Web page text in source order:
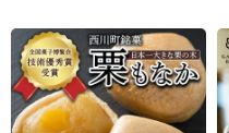
にこだわったまちづくり
月山とともに生きる町。